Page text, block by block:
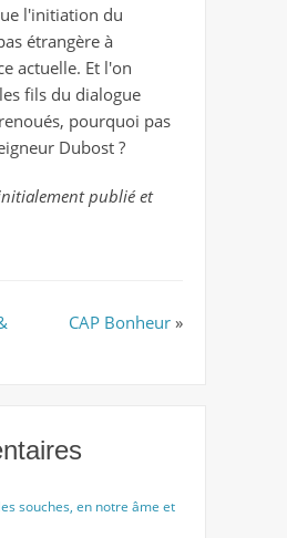
l'initiation du
étrangère à
actuelle. Et l'on
fils du dialogue
pourquoi pas
Dubost ?
publié et
CAP Bonheur »
souches, en notre âme et